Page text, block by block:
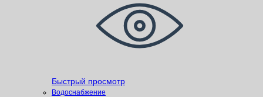
Быстрый просмотр
Водоснабжение